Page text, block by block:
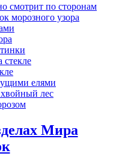
смотрит по сторонам
морозного узора
стекле
елями
лес
Мира